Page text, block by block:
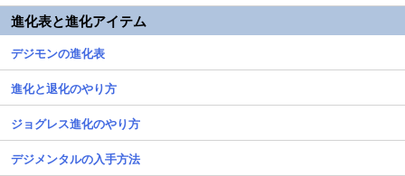
進化表と進化アイテム
デジモンの進化表
進化と退化のやり方
ジョグレス進化のやり方
デジメンタルの入手方法